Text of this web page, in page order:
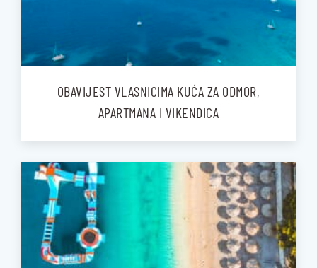
OBAVIJEST VLASNICIMA KUĆA ZA ODMOR,
APARTMANA I VIKENDICA